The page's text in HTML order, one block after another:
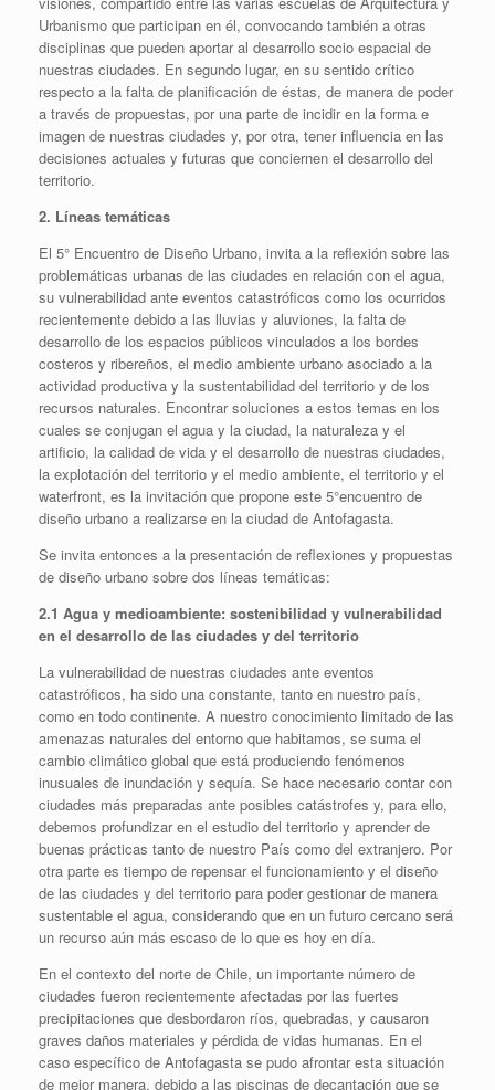
Urbanismo que participan en él, convocando también a otras
disciplinas que pueden aportar al desarrollo socio espacial de
nuestras ciudades. En segundo lugar, en su sentido crítico
respecto a la falta de planificación de éstas, de manera de poder
a través de propuestas, por una parte de incidir en la forma e
imagen de nuestras ciudades y, por otra, tener influencia en las
decisiones actuales y futuras que conciernen el desarrollo del
territorio.
2. Líneas temáticas
El 5° Encuentro de Diseño Urbano, invita a la reflexión sobre las
problemáticas urbanas de las ciudades en relación con el agua,
su vulnerabilidad ante eventos catastróficos como los ocurridos
recientemente debido a las lluvias y aluviones, la falta de
desarrollo de los espacios públicos vinculados a los bordes
costeros y ribereños, el medio ambiente urbano asociado a la
actividad productiva y la sustentabilidad del territorio y de los
recursos naturales. Encontrar soluciones a estos temas en los
cuales se conjugan el agua y la ciudad, la naturaleza y el
artificio, la calidad de vida y el desarrollo de nuestras ciudades,
la explotación del territorio y el medio ambiente, el territorio y el
waterfront, es la invitación que propone este 5°encuentro de
diseño urbano a realizarse en la ciudad de Antofagasta.
Se invita entonces a la presentación de reflexiones y propuestas
de diseño urbano sobre dos líneas temáticas:
2.1 Agua y medioambiente: sostenibilidad y vulnerabilidad
en el desarrollo de las ciudades y del territorio
La vulnerabilidad de nuestras ciudades ante eventos
catastróficos, ha sido una constante, tanto en nuestro país,
como en todo continente. A nuestro conocimiento limitado de las
amenazas naturales del entorno que habitamos, se suma el
cambio climático global que está produciendo fenómenos
inusuales de inundación y sequía. Se hace necesario contar con
ciudades más preparadas ante posibles catástrofes y, para ello,
debemos profundizar en el estudio del territorio y aprender de
buenas prácticas tanto de nuestro País como del extranjero. Por
otra parte es tiempo de repensar el funcionamiento y el diseño
de las ciudades y del territorio para poder gestionar de manera
sustentable el agua, considerando que en un futuro cercano será
un recurso aún más escaso de lo que es hoy en día.
En el contexto del norte de Chile, un importante número de
ciudades fueron recientemente afectadas por las fuertes
precipitaciones que desbordaron ríos, quebradas, y causaron
graves daños materiales y pérdida de vidas humanas. En el
caso específico de Antofagasta se pudo afrontar esta situación
de mejor manera, debido a las piscinas de decantación que se